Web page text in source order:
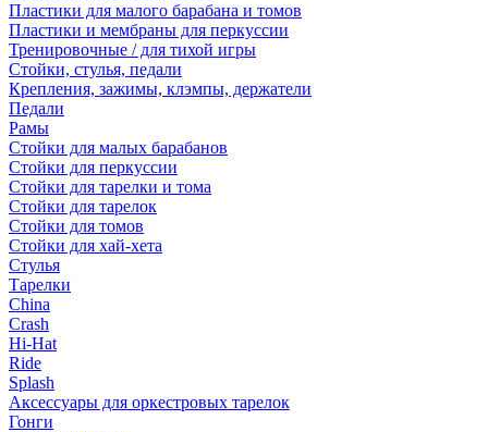
Пластики для малого барабана и томов
Пластики и мембраны для перкуссии
Тренировочные / для тихой игры
Стойки, стулья, педали
Крепления, зажимы, клэмпы, держатели
Педали
Рамы
Стойки для малых барабанов
Стойки для перкуссии
Стойки для тарелки и тома
Стойки для тарелок
Стойки для томов
Стойки для хай-хета
Стулья
Тарелки
China
Crash
Hi-Hat
Ride
Splash
Аксессуары для оркестровых тарелок
Гонги